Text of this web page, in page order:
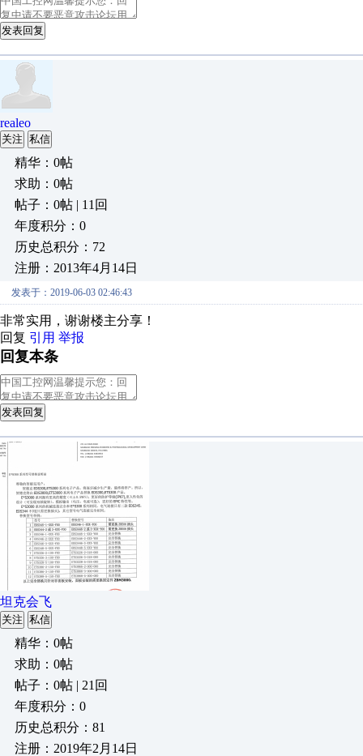
发表回复
realeo
关注 私信
精华：0帖
求助：0帖
帖子：0帖 | 11回
年度积分：0
历史总积分：72
注册：2013年4月14日
发表于：2019-06-03 02:46:43
非常实用，谢谢楼主分享！
回复 引用 举报
回复本条
发表回复
坦克会飞
关注 私信
精华：0帖
求助：0帖
帖子：0帖 | 21回
年度积分：0
历史总积分：81
注册：2019年2月14日